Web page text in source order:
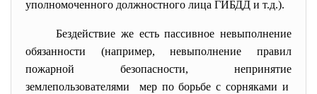
уполномоченного должностного лица ГИБДД и т.д.).
Бездействие же есть пассивное невыполнение
обязанности (например, невыполнение правил
пожарной безопасности, непринятие
землепользователями мер по борьбе с сорняками и